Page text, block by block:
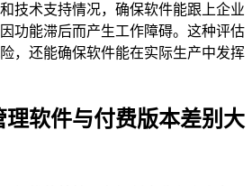
技术支持情况，确保软件能跟上企业
功能滞后而产生工作障碍。这种评估
，还能确保软件能在实际生产中发挥
理软件与付费版本差别大